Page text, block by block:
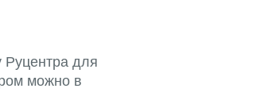
Руцентра для
можно в